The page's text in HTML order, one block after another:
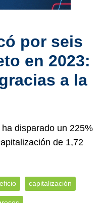
por seis
en 2023:
a la
disparado un 225%
de 1,72
capitalización